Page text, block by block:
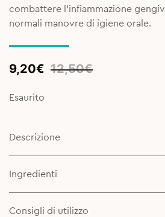
combattere l’infiammazione
normali manovre di igiene orale.
12,50€
Original
was:
9,20€
Current
is:
Esaurito
Descrizione
Ingredienti
Consigli di utilizzo